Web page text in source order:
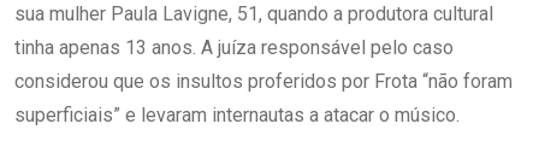
sua mulher Paula Lavigne, 51, quando a produtora cultural
tinha apenas 13 anos. A juíza responsável pelo caso
considerou que os insultos proferidos por Frota “não foram
superficiais” e levaram internautas a atacar o músico.